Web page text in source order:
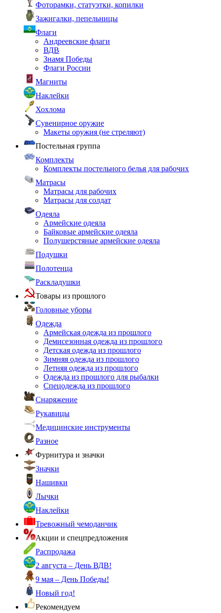
Фоторамки, статуэтки, копилки
Зажигалки, пепельницы
Флаги
Андреевские флаги
ВДВ
Знамя Победы
Флаги России
Магниты
Наклейки
Хохлома
Сувенирное оружие
Макеты оружия (не стреляют)
Постельная группа
Комплекты
Комплекты постельного белья для рабочих
Матрасы
Матрасы для рабочих
Матрасы для солдат
Одеяла
Армейские одеяла
Байковые армейские одеяла
Полушерстяные армейские одеяла
Подушки
Полотенца
Раскладушки
Товары из прошлого
Головные уборы
Одежда
Армейская одежда из прошлого
Демисезонная одежда из прошлого
Детская одежда из прошлого
Зимняя одежда из прошлого
Летняя одежда из прошлого
Одежда из прошлого для рыбалки
Спецодежда из прошлого
Снаряжение
Рукавицы
Медицинские инструменты
Разное
Фурнитура и значки
Значки
Нашивки
Лычки
Наклейки
Тревожный чемоданчик
Акции и спецпредложения
Распродажа
2 августа – День ВДВ!
9 мая – День Победы!
Новый год!
Рекомендуем